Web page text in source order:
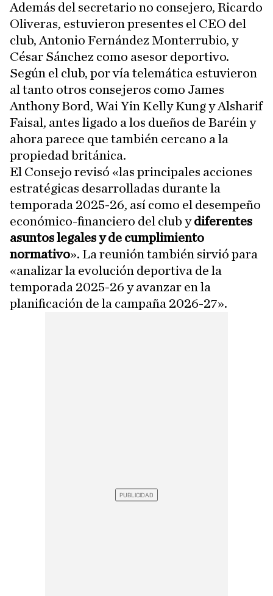
Además del secretario no consejero, Ricardo
Oliveras, estuvieron presentes el CEO del
club, Antonio Fernández Monterrubio, y
César Sánchez como asesor deportivo.
Según el club, por vía telemática estuvieron
al tanto otros consejeros como James
Anthony Bord, Wai Yin Kelly Kung y Alsharif
Faisal, antes ligado a los dueños de Baréin y
ahora parece que también cercano a la
propiedad británica.
El Consejo revisó «las principales acciones
estratégicas desarrolladas durante la
temporada 2025-26, así como el desempeño
económico-financiero del club ydiferentes
asuntos legales y de cumplimiento
normativo». La reunión también sirvió para
«analizar la evolución deportiva de la
temporada 2025-26 y avanzar en la
planificación de la campaña 2026-27».